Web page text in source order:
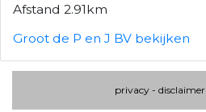
Afstand 2.91km
Groot de P en J BV bekijken
privacy - disclaimer